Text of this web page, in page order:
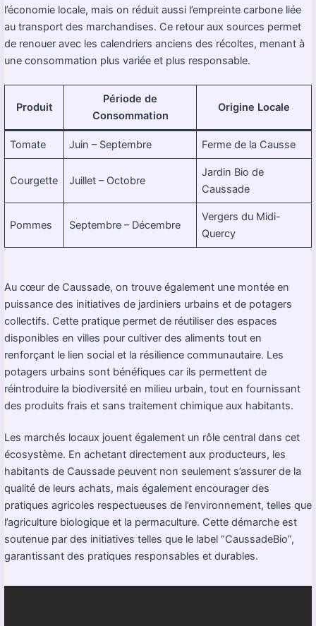
l’économie locale, mais on réduit aussi l’empreinte carbone liée
au transport des marchandises. Ce retour aux sources permet
de renouer avec les calendriers anciens des récoltes, menant à
une consommation plus variée et plus responsable.
Produit
Période de
Consommation
Origine Locale
Tomate Juin – Septembre Ferme de la Causse
Courgette Juillet – Octobre
Jardin Bio de
Caussade
Pommes Septembre – Décembre
Vergers du Midi-
Quercy
Au cœur de Caussade, on trouve également une montée en
puissance des initiatives de jardiniers urbains et de potagers
collectifs. Cette pratique permet de réutiliser des espaces
disponibles en villes pour cultiver des aliments tout en
renforçant le lien social et la résilience communautaire. Les
potagers urbains sont bénéfiques car ils permettent de
réintroduire la biodiversité en milieu urbain, tout en fournissant
des produits frais et sans traitement chimique aux habitants.
Les marchés locaux jouent également un rôle central dans cet
écosystème. En achetant directement aux producteurs, les
habitants de Caussade peuvent non seulement s’assurer de la
qualité de leurs achats, mais également encourager des
pratiques agricoles respectueuses de l’environnement, telles que
l’agriculture biologique et la permaculture. Cette démarche est
soutenue par des initiatives telles que le label “CaussadeBio”,
garantissant des pratiques responsables et durables.